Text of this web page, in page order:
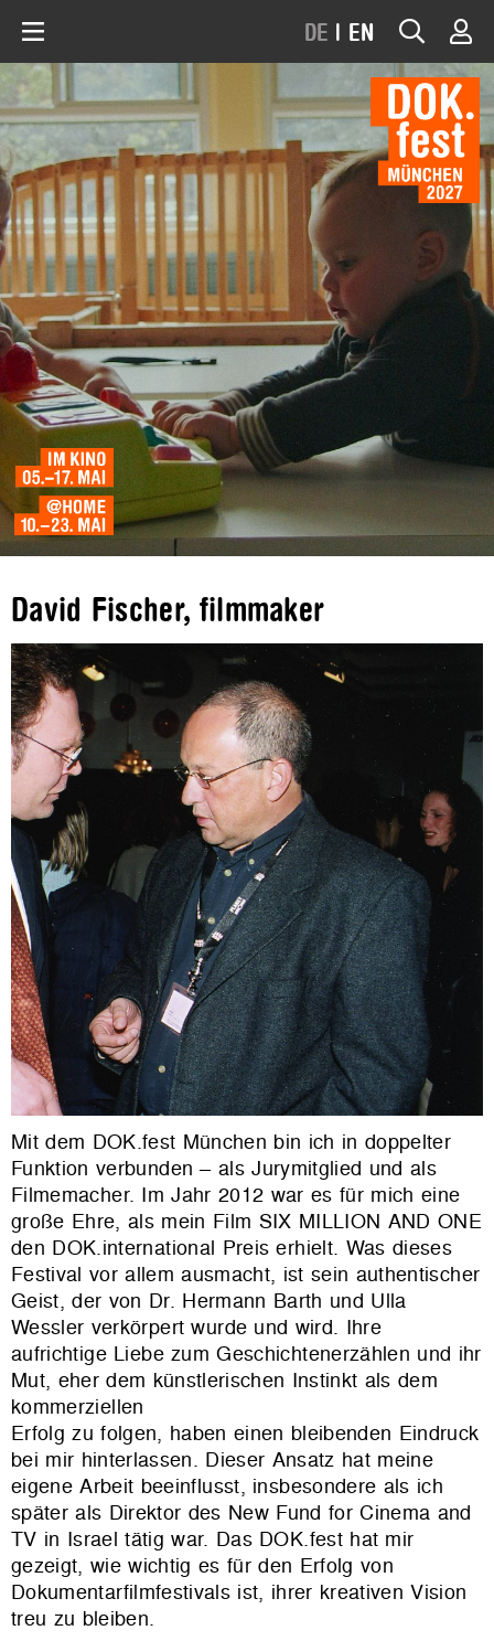
DE | EN
David Fischer, filmmaker
Mit dem DOK.fest München bin ich in doppelter
Funktion verbunden – als Jurymitglied und als
Filmemacher. Im Jahr 2012 war es für mich eine
große Ehre, als mein Film SIX MILLION AND ONE
den DOK.international Preis erhielt. Was dieses
Festival vor allem ausmacht, ist sein authentischer
Geist, der von Dr. Hermann Barth und Ulla
Wessler verkörpert wurde und wird. Ihre
aufrichtige Liebe zum Geschichtenerzählen und ihr
Mut, eher dem künstlerischen Instinkt als dem
kommerziellen
Erfolg zu folgen, haben einen bleibenden Eindruck
bei mir hinterlassen. Dieser Ansatz hat meine
eigene Arbeit beeinflusst, insbesondere als ich
später als Direktor des New Fund for Cinema and
TV in Israel tätig war. Das DOK.fest hat mir
gezeigt, wie wichtig es für den Erfolg von
Dokumentarfilmfestivals ist, ihrer kreativen Vision
treu zu bleiben.